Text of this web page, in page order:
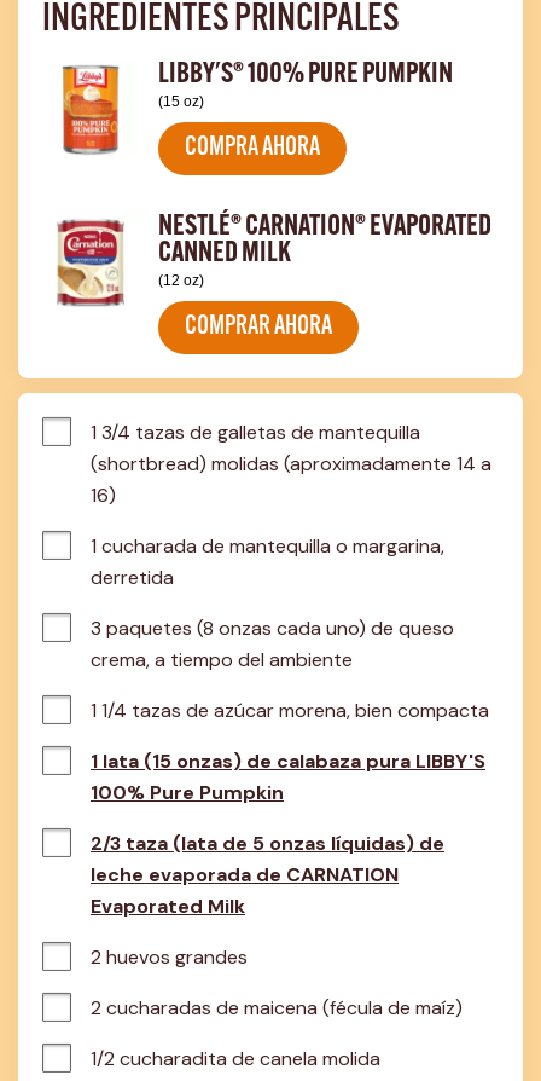
INGREDIENTES PRINCIPALES
LIBBY'S® 100% PURE PUMPKIN
(15 oz)
COMPRA AHORA
NESTLÉ® CARNATION® EVAPORATED
CANNED MILK
(12 oz)
COMPRAR AHORA
1 3/4 tazas de galletas de mantequilla
(shortbread) molidas (aproximadamente 14 a
16)
1 cucharada de mantequilla o margarina,
derretida
3 paquetes (8 onzas cada uno) de queso
crema, a tiempo del ambiente
1 1/4 tazas de azúcar morena, bien compacta
1 lata (15 onzas) de calabaza pura LIBBY'S
100% Pure Pumpkin
2/3 taza (lata de 5 onzas líquidas) de
leche evaporada de CARNATION
Evaporated Milk
2 huevos grandes
2 cucharadas de maicena (fécula de maíz)
1/2 cucharadita de canela molida